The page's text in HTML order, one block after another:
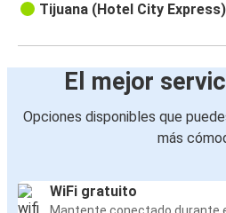
Tijuana (Hotel City Express)
El mejor
Opciones disponibles que
más
WiFi gratuito